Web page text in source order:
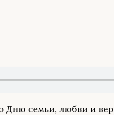
Дню семьи, любви и